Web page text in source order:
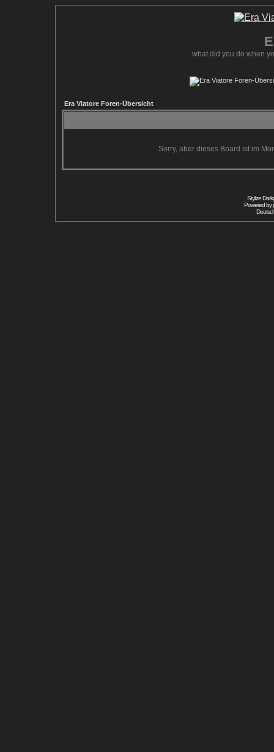
what did you do when
Era Viatore Foren-Übersicht
Sorry, aber dieses Board ist im
Stylize
Powered by